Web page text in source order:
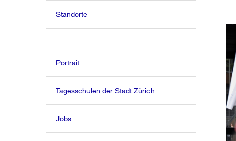
Standorte
Portrait
Tagesschulen der Stadt Zürich
Jobs